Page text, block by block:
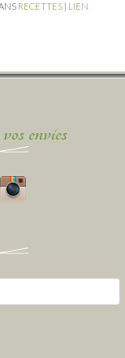
RECETTES
LIEN
envies